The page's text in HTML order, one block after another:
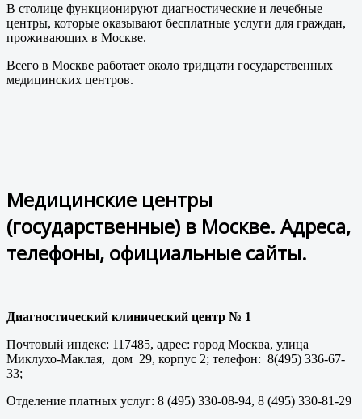
В столице функционируют диагностические и лечебные
центры, которые оказывают бесплатные услуги для граждан,
проживающих в Москве.
Всего в Москве работает около тридцати государственных
медицинских центров.
Медицинские центры
(государственные) в Москве. Адреса,
телефоны, официальные сайты.
Диагностический клинический центр № 1
Почтовый индекс: 117485, адрес: город Москва, улица
Миклухо-Маклая, дом 29, корпус 2; телефон: 8(495) 336-67-
33;
Отделение платных услуг: 8 (495) 330-08-94, 8 (495) 330-81-29